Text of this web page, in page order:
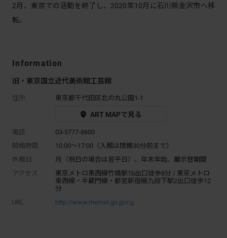
2月、東京での活動を終了し、2020年10月に石川県金沢市へ移
転。
Information
旧・東京国立近代美術館工芸館
住所 東京都千代田区北の丸公園1-1
ART MAPで見る
電話
03-5777-8600
開館時間
10:00～17:00（入館は閉館30分前まで）
休館日
月（祝日の場合は翌平日）、年末年始、展示替期間
アクセス
東京メトロ東西線竹橋駅1b出口徒歩8分 / 東京メトロ
東西線・半蔵門線・都営新宿線九段下駅2出口徒歩12
分
URL
http://www.momat.go.jp/cg